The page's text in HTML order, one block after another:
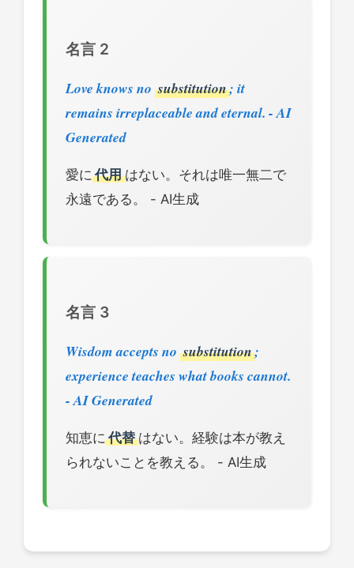
名言 2
Love knows no substitution; it
remains irreplaceable and eternal. - AI
Generated
愛に 代用はない。それは唯一無二で
永遠である。 - AI生成
名言 3
Wisdom accepts no substitution;
experience teaches what books cannot.
- AI Generated
知恵に 代替はない。経験は本が教え
られないことを教える。 - AI生成